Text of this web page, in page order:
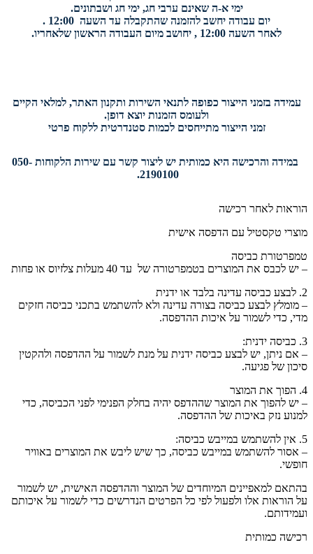
ימי א-ה שאינם ערבי חג, ימי חג ושבתונים.
יום עבודה יחשב להזמנה שהתקבלה עד השעה 12:00 .
לאחר השעה 12:00 , יחושב מיום העבודה הראשון שלאחריו.
עמידה בזמני הייצור כפופה לתנאי השירות ותקנון האתר, למלאי הקיים
ולעומס הזמנות יוצא דופן.
זמני הייצור מתייחסים לכמות סטנדרטית ללקוח פרטי
במידה והרכישה היא כמותית יש ליצור קשר עם שירות הלקוחות 050-
2190100.
הוראות לאחר רכישה
מוצרי טקסטיל עם הדפסה אישית
טמפרטורת כביסה
– יש לכבס את המוצרים בטמפרטורה של עד 40 מעלות צלזיוס או פחות
2. לבצע כביסה עדינה בלבד או ידנית
– מומלץ לבצע כביסה בצורה עדינה ולא להשתמש בתכני כביסה חזקים
מדי, כדי לשמור על איכות ההדפסה.
3. כביסה ידנית:
– אם ניתן, יש לבצע כביסה ידנית על מנת לשמור על ההדפסה ולהקטין
סיכון של פגיעה.
4. הפוך את המוצר
– יש להפוך את המוצר שההדפס יהיה בחלק הפנימי לפני הכביסה, כדי
למנוע נזק באיכות של ההדפסה.
5. אין להשתמש במייבש כביסה:
– אסור להשתמש במייבש כביסה, כך שיש ליבש את המוצרים באוויר
חופשי.
בהתאם למאפיינים המיוחדים של המוצר וההדפסה האישית, יש לשמור
על הוראות אלו ולפעול לפי כל הפרטים הנדרשים כדי לשמור על איכותם
ועמידותם.
רכישה כמותית